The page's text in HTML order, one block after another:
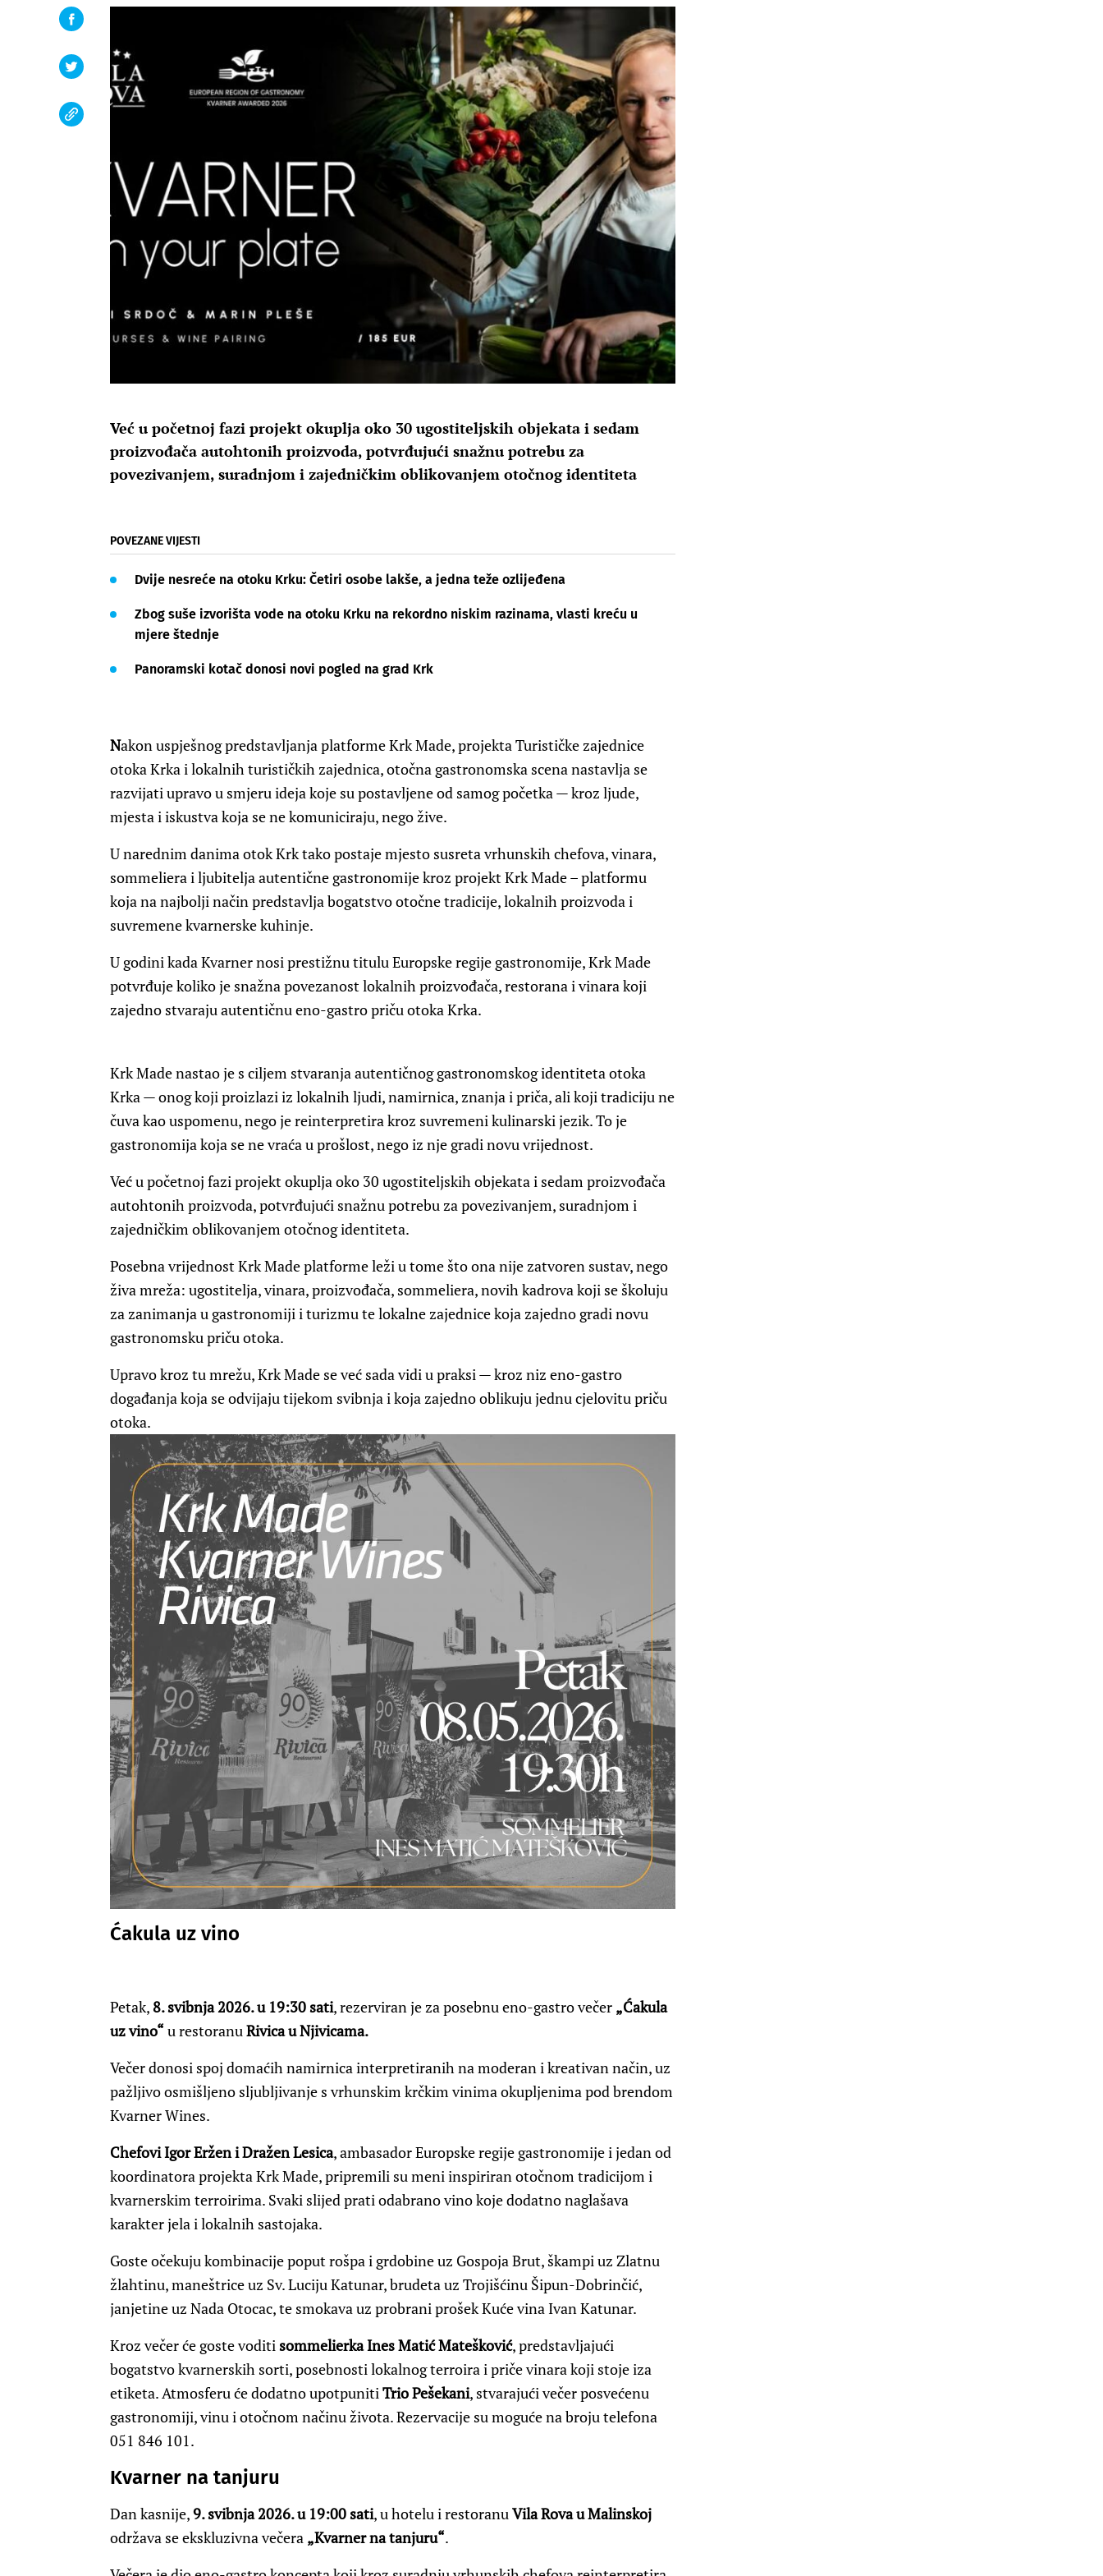
Već u početnoj fazi projekt okuplja oko 30 ugostiteljskih objekata i sedam
proizvođača autohtonih proizvoda, potvrđujući snažnu potrebu za
povezivanjem, suradnjom i zajedničkim oblikovanjem otočnog identiteta
POVEZANE VIJESTI
Dvije nesreće na otoku Krku: Četiri osobe lakše, a jedna teže ozlijeđena
Zbog suše izvorišta vode na otoku Krku na rekordno niskim razinama, vlasti kreću u
mjere štednje
Panoramski kotač donosi novi pogled na grad Krk
Nakon uspješnog predstavljanja platforme Krk Made, projekta Turističke zajednice
otoka Krka i lokalnih turističkih zajednica, otočna gastronomska scena nastavlja se
razvijati upravo u smjeru ideja koje su postavljene od samog početka — kroz ljude,
mjesta i iskustva koja se ne komuniciraju, nego žive.
U narednim danima otok Krk tako postaje mjesto susreta vrhunskih chefova, vinara,
sommeliera i ljubitelja autentične gastronomije kroz projekt Krk Made – platformu
koja na najbolji način predstavlja bogatstvo otočne tradicije, lokalnih proizvoda i
suvremene kvarnerske kuhinje.
U godini kada Kvarner nosi prestižnu titulu Europske regije gastronomije, Krk Made
potvrđuje koliko je snažna povezanost lokalnih proizvođača, restorana i vinara koji
zajedno stvaraju autentičnu eno-gastro priču otoka Krka.
Krk Made nastao je s ciljem stvaranja autentičnog gastronomskog identiteta otoka
Krka — onog koji proizlazi iz lokalnih ljudi, namirnica, znanja i priča, ali koji tradiciju ne
čuva kao uspomenu, nego je reinterpretira kroz suvremeni kulinarski jezik. To je
gastronomija koja se ne vraća u prošlost, nego iz nje gradi novu vrijednost.
Već u početnoj fazi projekt okuplja oko 30 ugostiteljskih objekata i sedam proizvođača
autohtonih proizvoda, potvrđujući snažnu potrebu za povezivanjem, suradnjom i
zajedničkim oblikovanjem otočnog identiteta.
Posebna vrijednost Krk Made platforme leži u tome što ona nije zatvoren sustav, nego
živa mreža: ugostitelja, vinara, proizvođača, sommeliera, novih kadrova koji se školuju
za zanimanja u gastronomiji i turizmu te lokalne zajednice koja zajedno gradi novu
gastronomsku priču otoka.
Upravo kroz tu mrežu, Krk Made se već sada vidi u praksi — kroz niz eno-gastro
događanja koja se odvijaju tijekom svibnja i koja zajedno oblikuju jednu cjelovitu priču
otoka.
Ćakula uz vino
Petak, 8. svibnja 2026. u 19:30 sati, rezerviran je za posebnu eno-gastro večer „Ćakula
uz vino“u restoranuRivica u Njivicama.
Večer donosi spoj domaćih namirnica interpretiranih na moderan i kreativan način, uz
pažljivo osmišljeno sljubljivanje s vrhunskim krčkim vinima okupljenima pod brendom
Kvarner Wines.
Chefovi Igor Eržen i Dražen Lesica, ambasador Europske regije gastronomije i jedan od
koordinatora projekta Krk Made, pripremili su meni inspiriran otočnom tradicijom i
kvarnerskim terroirima. Svaki slijed prati odabrano vino koje dodatno naglašava
karakter jela i lokalnih sastojaka.
Goste očekuju kombinacije poput rošpa i grdobine uz Gospoja Brut, škampi uz Zlatnu
žlahtinu, maneštrice uz Sv. Luciju Katunar, brudeta uz Trojišćinu Šipun-Dobrinčić,
janjetine uz Nada Otocac, te smokava uz probrani prošek Kuće vina Ivan Katunar.
Kroz večer će goste voditisommelierka Ines Matić Matešković, predstavljajući
bogatstvo kvarnerskih sorti, posebnosti lokalnog terroira i priče vinara koji stoje iza
etiketa. Atmosferu će dodatno upotpunitiTrio Pešekani, stvarajući večer posvećenu
gastronomiji, vinu i otočnom načinu života. Rezervacije su moguće na broju telefona
051 846 101.
Kvarner na tanjuru
Dan kasnije,9. svibnja 2026. u 19:00 sati, u hotelu i restoranuVila Rova u Malinskoj
održava se ekskluzivna večera „Kvarner na tanjuru“.